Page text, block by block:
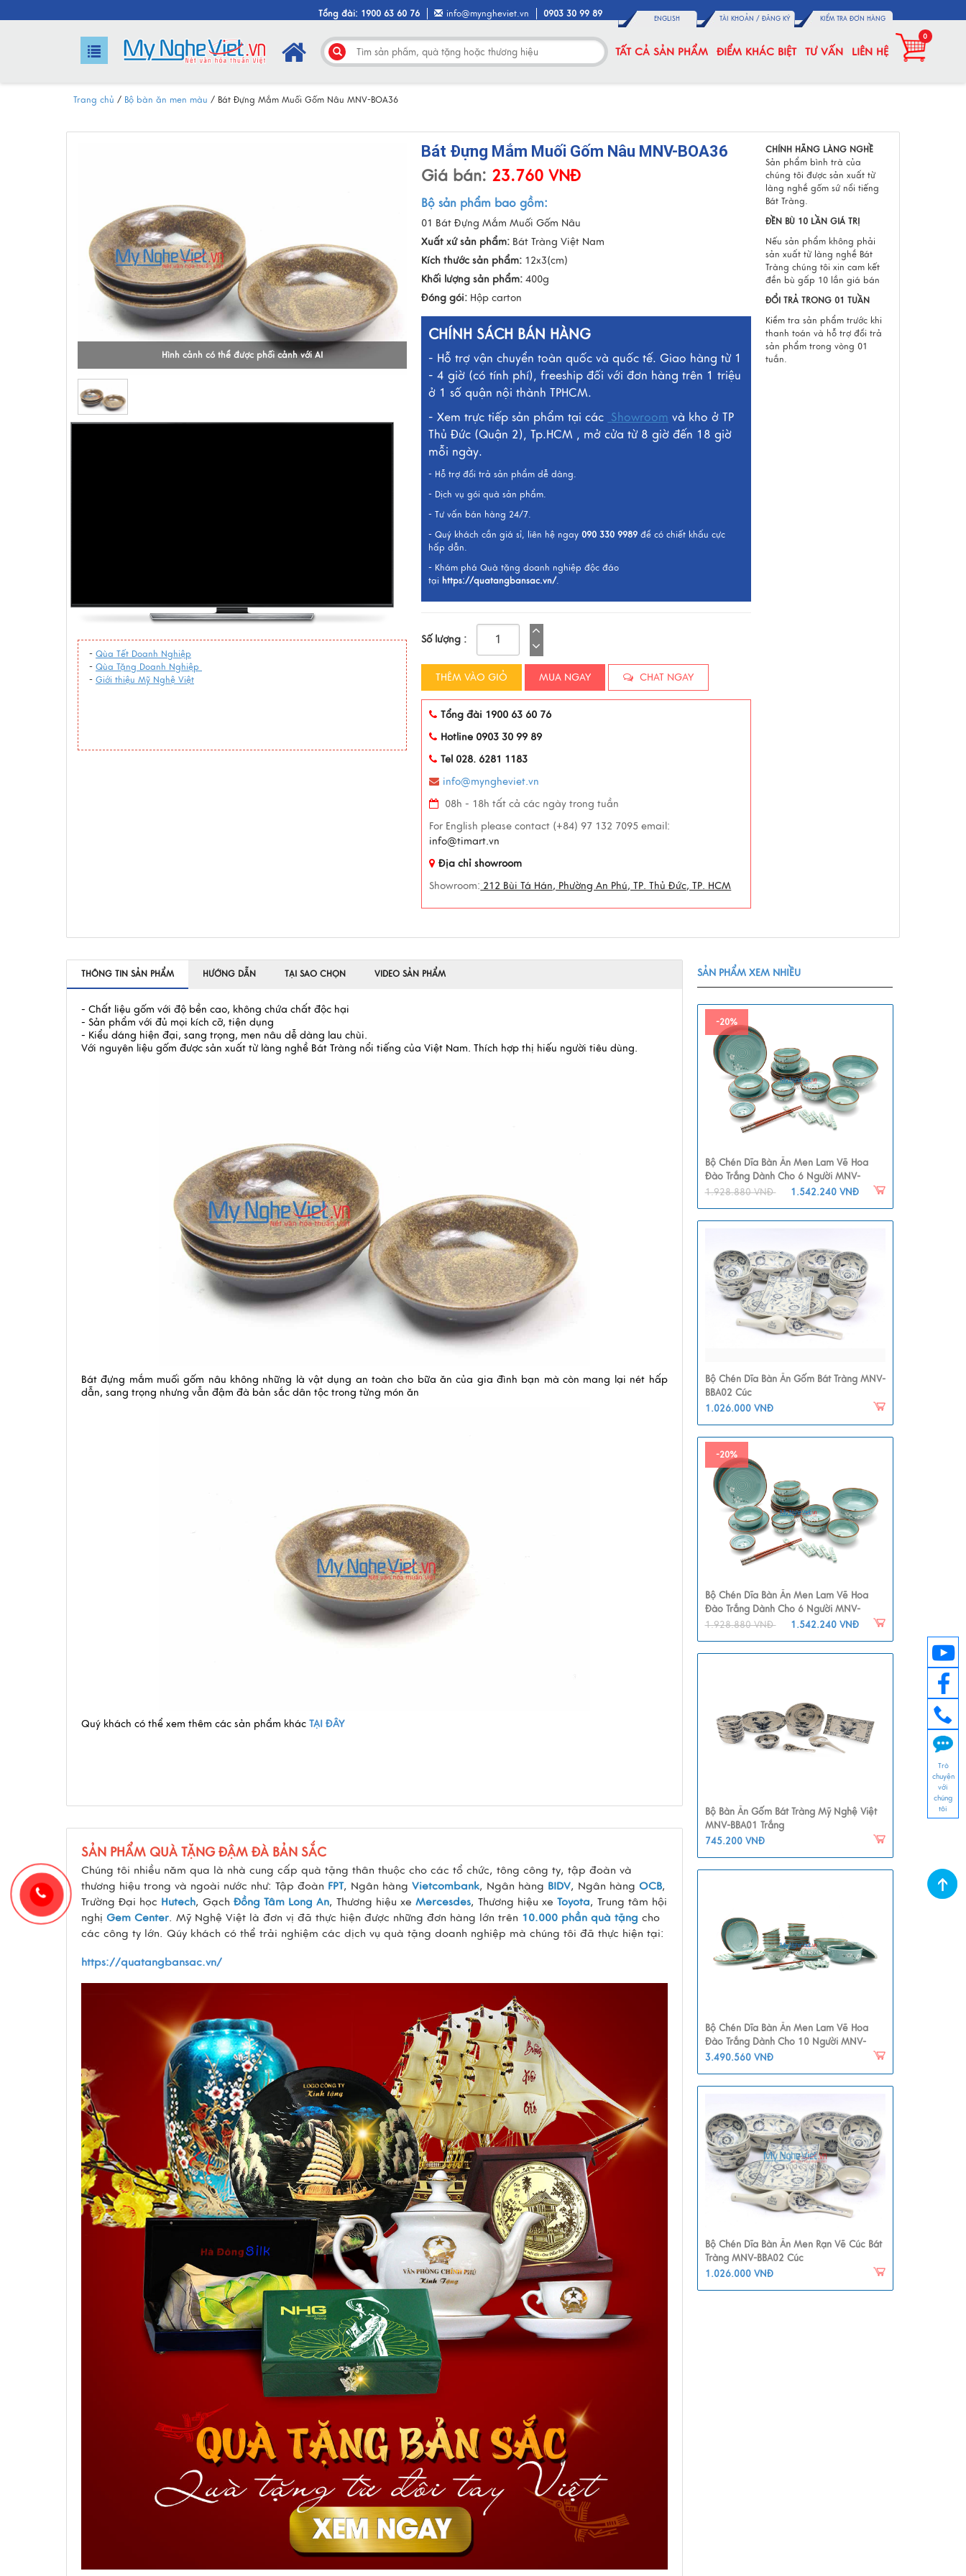
Tổng đài: 1900 63 60 76 info@myngheviet.vn 0903 30 99 89 ENGLISH TÀI KHOẢN / ĐĂNG KÝ KIỂM TRA ĐƠN HÀNG
TẤT CẢ SẢN PHẨM ĐIỂM KHÁC BIỆT TƯ VẤN LIÊN HỆ
0
Trang chủ / Bộ bàn ăn men màu / Bát Đựng Mắm Muối Gốm Nâu MNV-BOA36
Hình cảnh có thể được phối cảnh với AI
- Qùa Tết Doanh Nghiệp
- Qùa Tặng Doanh Nghiệp
- Giới thiệu Mỹ Nghệ Việt
Bát Đựng Mắm Muối Gốm Nâu MNV-BOA36
Giá bán: 23.760 VNĐ
Bộ sản phẩm bao gồm:
01 Bát Đựng Mắm Muối Gốm Nâu
Xuất xứ sản phẩm: Bát Tràng Việt Nam
Kích thước sản phẩm: 12x3(cm)
Khối lượng sản phẩm: 400g
Đóng gói: Hộp carton
CHÍNH SÁCH BÁN HÀNG
- Hỗ trợ vận chuyển toàn quốc và quốc tế. Giao hàng từ 1
- 4 giờ (có tính phí), freeship đối với đơn hàng trên 1 triệu
ở 1 số quận nội thành TPHCM.
- Xem trực tiếp sản phẩm tại các Showroom và kho ở TP
Thủ Đức (Quận 2), Tp.HCM , mở cửa từ 8 giờ đến 18 giờ
mỗi ngày.
- Hỗ trợ đổi trả sản phẩm dễ dàng.
- Dịch vụ gói quà sản phẩm.
- Tư vấn bán hàng 24/7.
- Quý khách cần giá sỉ, liên hệ ngay090 330 9989 để có chiết khấu cực
hấp dẫn.
- Khám phá Quà tặng doanh nghiệp độc đáo
tại https://quatangbansac.vn/.
Số lượng :
THÊM VÀO GIỎ MUA NGAY CHAT NGAY
Tổng đài 1900 63 60 76
Hotline 0903 30 99 89
Tel 028. 6281 1183
info@myngheviet.vn
08h - 18h tất cả các ngày trong tuần
For English please contact (+84) 97 132 7095 email:
info@timart.vn
Địa chỉ showroom
Showroom: 212 Bùi Tá Hán, Phường An Phú, TP. Thủ Đức, TP. HCM
CHÍNH HÃNG LÀNG NGHỀ
Sản phẩm bình trà của
chúng tôi được sản xuất từ
làng nghề gốm sứ nổi tiếng
Bát Tràng.
ĐỀN BÙ 10 LẦN GIÁ TRỊ
Nếu sản phẩm không phải
sản xuất từ làng nghề Bát
Tràng chúng tôi xin cam kết
đền bù gấp 10 lần giá bán
ĐỔI TRẢ TRONG 01 TUẦN
Kiểm tra sản phẩm trước khi
thanh toán và hỗ trợ đổi trả
sản phẩm trong vòng 01
tuần.
THÔNG TIN SẢN PHẨM HƯỚNG DẪN TẠI SAO CHỌN VIDEO SẢN PHẨM
- Chất liệu gốm với độ bền cao, không chứa chất độc hại
- Sản phẩm với đủ mọi kích cỡ, tiện dụng
- Kiểu dáng hiện đại, sang trọng, men nâu dễ dàng lau chùi.
Với nguyên liệu gốm được sản xuất từ làng nghề Bát Tràng nổi tiếng của Việt Nam. Thích hợp thị hiếu người tiêu dùng.
Bát đựng mắm muối gốm nâu không những là vật dụng an toàn cho bữa ăn của gia đình bạn mà còn mang lại nét hấp
dẫn, sang trọng nhưng vẫn đậm đà bản sắc dân tộc trong từng món ăn
Quý khách có thể xem thêm các sản phẩm khác TẠI ĐÂY
SẢN PHẨM QUÀ TẶNG ĐẬM ĐÀ BẢN SẮC
Chúng tôi nhiều năm qua là nhà cung cấp quà tặng thân thuộc cho các tổ chức, tông công ty, tập đoàn và
thương hiệu trong và ngoài nước như: Tập đoàn FPT, Ngân hàng Vietcombank, Ngân hàng BIDV, Ngân hàng OCB,
Trường Đại học Hutech, Gạch Đồng Tâm Long An, Thương hiệu xe Mercesdes, Thương hiệu xe Toyota, Trung tâm hội
nghị Gem Center. Mỹ Nghệ Việt là đơn vị đã thực hiện được những đơn hàng lớn trên 10.000 phần quà tặng cho
các công ty lớn. Qúy khách có thể trải nghiệm các dịch vụ quà tặng doanh nghiệp mà chúng tôi đã thực hiện tại:
https://quatangbansac.vn/
SẢN PHẨM XEM NHIỀU
Bộ Chén Dĩa Bàn Ăn Men Lam Vẽ Hoa
Đào Trắng Dành Cho 6 Người MNV-
BBA01-6
1.928.880 VNĐ 1.542.240 VNĐ
-20%
Bộ Chén Dĩa Bàn Ăn Gốm Bát Tràng MNV-
BBA02 Cúc
1.026.000 VNĐ
Bộ Chén Dĩa Bàn Ăn Men Lam Vẽ Hoa
Đào Trắng Dành Cho 6 Người MNV-
BBA01-6
1.928.880 VNĐ 1.542.240 VNĐ
-20%
Bộ Bàn Ăn Gốm Bát Tràng Mỹ Nghệ Việt
MNV-BBA01 Trắng
745.200 VNĐ
Bộ Chén Dĩa Bàn Ăn Men Lam Vẽ Hoa
Đào Trắng Dành Cho 10 Người MNV-
BBA02-6
3.490.560 VNĐ
Bộ Chén Dĩa Bàn Ăn Men Rạn Vẽ Cúc Bát
Tràng MNV-BBA02 Cúc
1.026.000 VNĐ
Trò
chuyện
với
chúng
tôi